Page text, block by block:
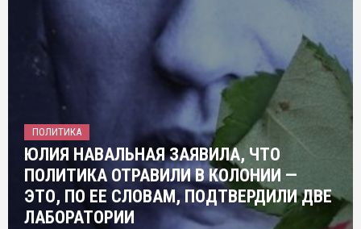
ПОЛИТИКА
ЮЛИЯ НАВАЛЬНАЯ ЗАЯВИЛА, ЧТО
ПОЛИТИКА ОТРАВИЛИ В КОЛОНИИ —
ЭТО, ПО ЕЕ СЛОВАМ, ПОДТВЕРДИЛИ ДВЕ
ЛАБОРАТОРИИ